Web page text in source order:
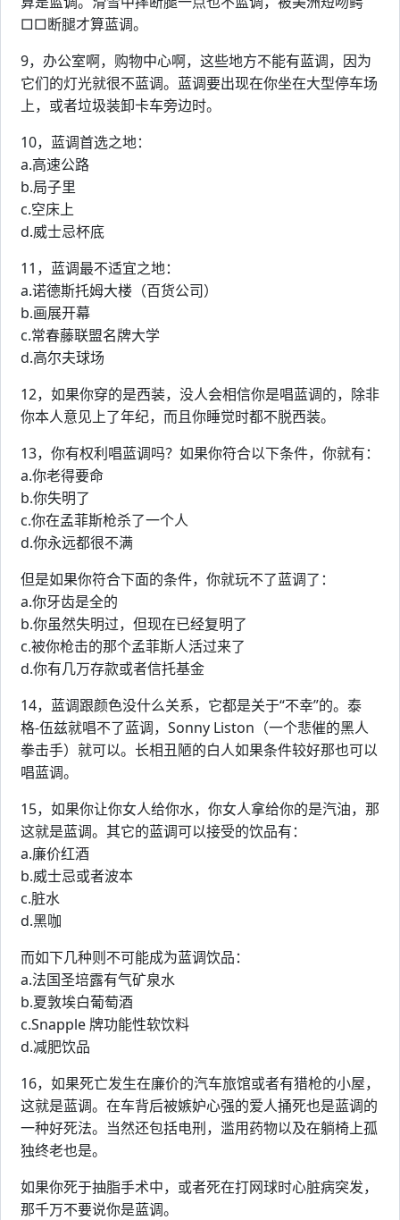
□□断腿才算蓝调。
9，办公室啊，购物中心啊，这些地方不能有蓝调，因为
它们的灯光就很不蓝调。蓝调要出现在你坐在大型停车场
上，或者垃圾装卸卡车旁边时。
10，蓝调首选之地：
a.高速公路
b.局子里
c.空床上
d.威士忌杯底
11，蓝调最不适宜之地：
a.诺德斯托姆大楼（百货公司）
b.画展开幕
c.常春藤联盟名牌大学
d.高尔夫球场
12，如果你穿的是西装，没人会相信你是唱蓝调的，除非
你本人意见上了年纪，而且你睡觉时都不脱西装。
13，你有权利唱蓝调吗？如果你符合以下条件，你就有：
a.你老得要命
b.你失明了
c.你在孟菲斯枪杀了一个人
d.你永远都很不满
但是如果你符合下面的条件，你就玩不了蓝调了：
a.你牙齿是全的
b.你虽然失明过，但现在已经复明了
c.被你枪击的那个孟菲斯人活过来了
d.你有几万存款或者信托基金
14，蓝调跟颜色没什么关系，它都是关于“不幸”的。泰
格-伍兹就唱不了蓝调，Sonny Liston（一个悲催的黑人
拳击手）就可以。长相丑陋的白人如果条件较好那也可以
唱蓝调。
15，如果你让你女人给你水，你女人拿给你的是汽油，那
这就是蓝调。其它的蓝调可以接受的饮品有：
a.廉价红酒
b.威士忌或者波本
c.脏水
d.黑咖
而如下几种则不可能成为蓝调饮品：
a.法国圣培露有气矿泉水
b.夏敦埃白葡萄酒
c.Snapple 牌功能性软饮料
d.减肥饮品
16，如果死亡发生在廉价的汽车旅馆或者有猎枪的小屋，
这就是蓝调。在车背后被嫉妒心强的爱人捅死也是蓝调的
一种好死法。当然还包括电刑，滥用药物以及在躺椅上孤
独终老也是。
如果你死于抽脂手术中，或者死在打网球时心脏病突发，
那千万不要说你是蓝调。